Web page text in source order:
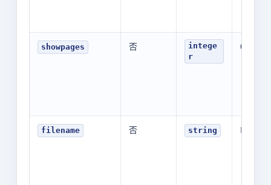
showpages 否
intege
r
0
filename 否 string N/A